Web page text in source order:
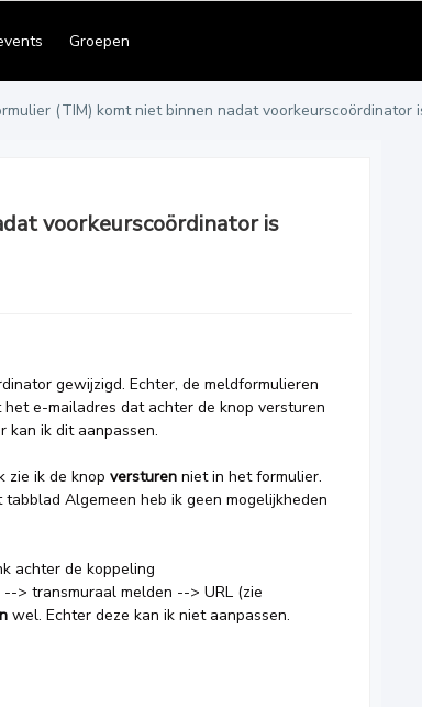
Groepen
(TIM) komt niet binnen nadat voorkeurscoördinator
voorkeurscoördinator is
gewijzigd. Echter, de meldformulieren
e-mailadres dat achter de knop versturen
kan ik dit aanpassen.
zie ik de knop versturen niet in het formulier.
Algemeen heb ik geen mogelijkheden
achter de koppeling
> transmuraal melden --> URL (zie
wel. Echter deze kan ik niet aanpassen.